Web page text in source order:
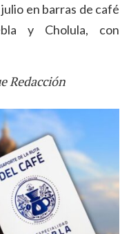
en barras de café
y Cholula, con
Redacción